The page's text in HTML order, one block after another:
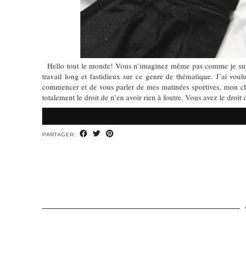
Hello tout le monde! Vous n’imaginez même pas comme je
travail long et fastidieux sur ce genre de thématique. J’ai
commencer et de vous parler de mes matinées sportives,
totalement le droit de n’en avoir rien à foutre. Vous avez le
PARTAGER: